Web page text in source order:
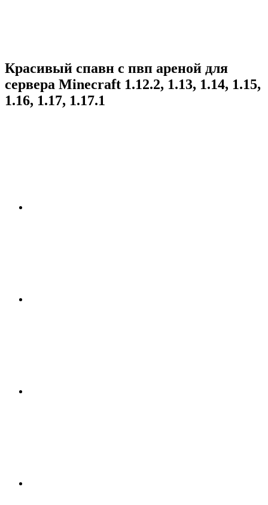
Красивый спавн с пвп ареной для
сервера Minecraft 1.12.2, 1.13, 1.14, 1.15,
1.16, 1.17, 1.17.1